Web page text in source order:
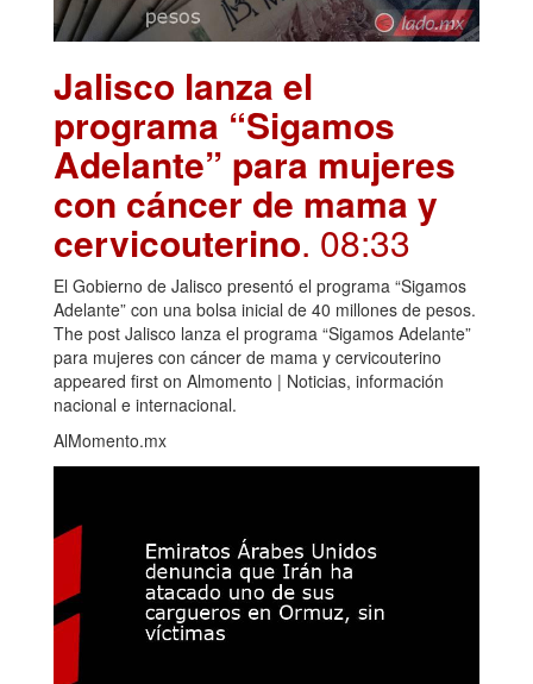
Jalisco lanza el
programa “Sigamos
Adelante” para mujeres
con cáncer de mama y
cervicouterino. 08:33
El Gobierno de Jalisco presentó el programa “Sigamos
Adelante” con una bolsa inicial de 40 millones de pesos.
The post Jalisco lanza el programa “Sigamos Adelante”
para mujeres con cáncer de mama y cervicouterino
appeared first on Almomento | Noticias, información
nacional e internacional.
AlMomento.mx